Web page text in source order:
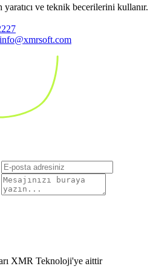
ve teknik becerilerini kullanır.
info@xmrsoft.com
XMR Teknoloji'ye aittir